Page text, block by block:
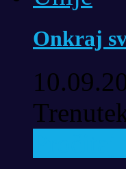
Onkraj